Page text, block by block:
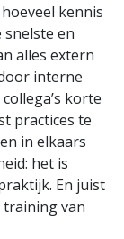
kennis
snelste en
alles extern
interne
korte
practices te
in elkaars
het is
En juist
van